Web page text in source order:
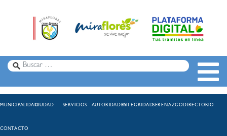
MUNICIPALIDADCIUDAD SERVICIOS AUTORIDADESINTEGRIDADSERENAZGODIRECTORIO
CONTACTO